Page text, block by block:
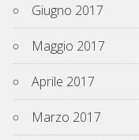
Giugno 2017
Maggio 2017
Aprile 2017
Marzo 2017